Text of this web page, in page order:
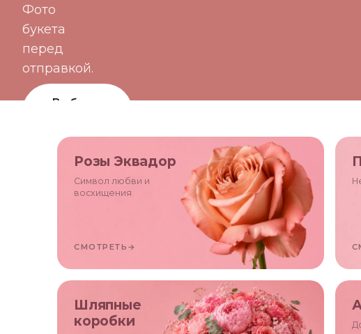
Фото
букета
перед
отправкой.
Выбрать
Цветы по
подписке
Розы Эквадор
Символ любви и
восхищения
СМОТРЕТЬ →
Шляпные
коробки